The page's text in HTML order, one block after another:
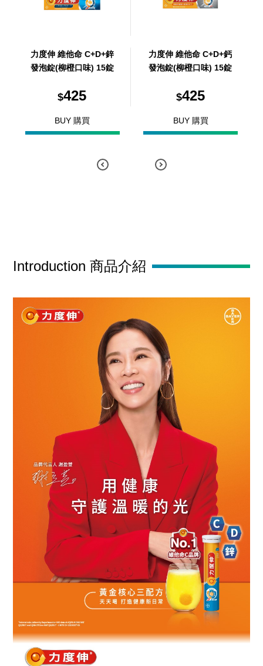
力度伸 維他命 C+D+鋅
發泡錠(柳橙口味) 15錠
$425
BUY 購買
力度伸 維他命 C+D+鈣
發泡錠(柳橙口味) 15錠
$425
BUY 購買
Introduction 商品介紹